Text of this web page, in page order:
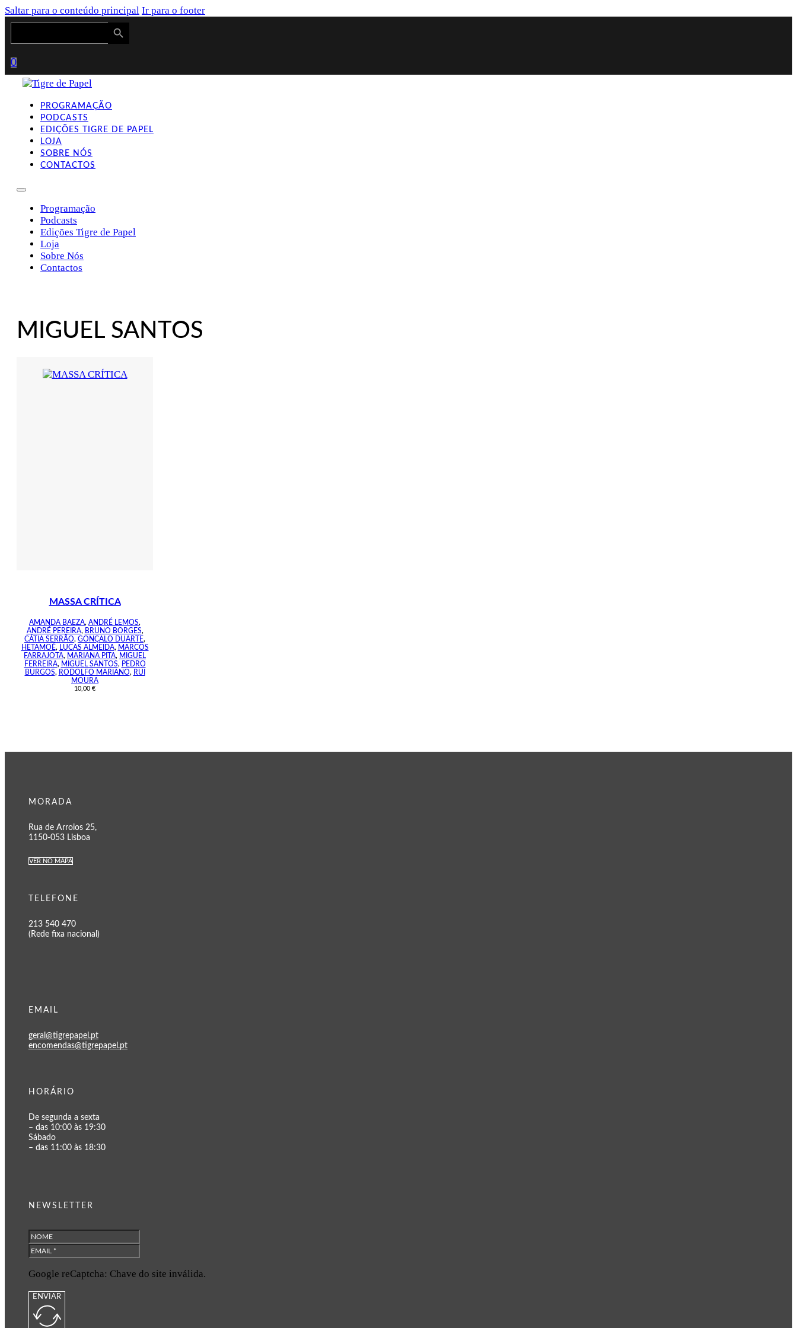
Saltar para o conteúdo principal Ir para o footer
Search
Search Button
0
PROGRAMAÇÃO
PODCASTS
EDIÇÕES TIGRE DE PAPEL
LOJA
SOBRE NÓS
CONTACTOS
Programação
Podcasts
Edições Tigre de Papel
Loja
Sobre Nós
Contactos
MIGUEL SANTOS
MASSA CRÍTICA
AMANDA BAEZA, ANDRÉ LEMOS,
ANDRÉ PEREIRA, BRUNO BORGES,
CÁTIA SERRÃO, GONÇALO DUARTE,
HETAMOÉ, LUCAS ALMEIDA, MARCOS
FARRAJOTA, MARIANA PITA, MIGUEL
FERREIRA, MIGUEL SANTOS, PEDRO
BURGOS, RODOLFO MARIANO, RUI
MOURA
10,00 €
MORADA
Rua de Arroios 25,
1150-053 Lisboa
VER NO MAPA
TELEFONE
213 540 470
(Rede fixa nacional)
EMAIL
geral@tigrepapel.pt
encomendas@tigrepapel.pt
HORÁRIO
De segunda a sexta
– das 10:00 às 19:30
Sábado
– das 11:00 às 18:30
NEWSLETTER
Google reCaptcha: Chave do site inválida.
ENVIAR